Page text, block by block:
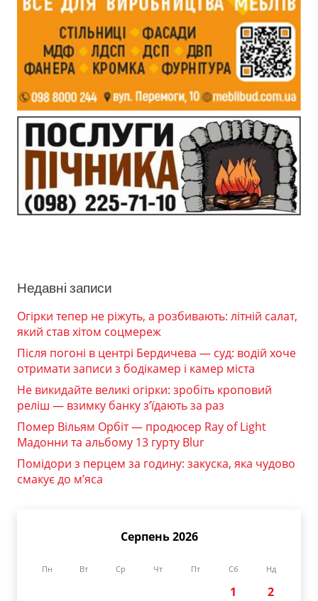
Недавні записи
Огірки тепер не ріжуть, а розбивають: літній салат,
який став хітом соцмереж
Після погоні в центрі Бердичева — суд: водій хоче
отримати записи з бодікамер і камер міста
Не викидайте великі огірки: зробіть кроповий
реліш — взимку банку з’їдають за раз
Помер Вільям Орбіт — продюсер Ray of Light
Мадонни та альбому 13 гурту Blur
Помідори з перцем за годину: закуска, яка чудово
смакує до м’яса
Серпень 2026
Пн Вт Ср Чт Пт Сб Нд
1
2